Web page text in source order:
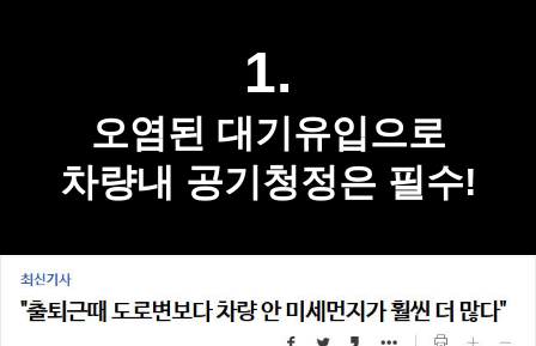
1.
오염된 대기유입으로
차량내 공기청정은 필수!